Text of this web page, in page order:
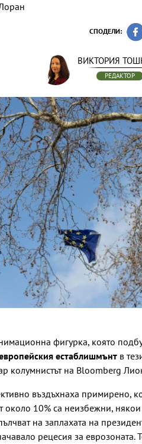
СПОДЕЛИ:
ВИКТОРИЯ
РЕДАКТОР
фигурка, която
естаблишмънт в
колумнистът на Bloomberg
въздъхнаха примирено,
около 10% са неизбежни, някои
на заплахата на
рецесия за еврозоната.